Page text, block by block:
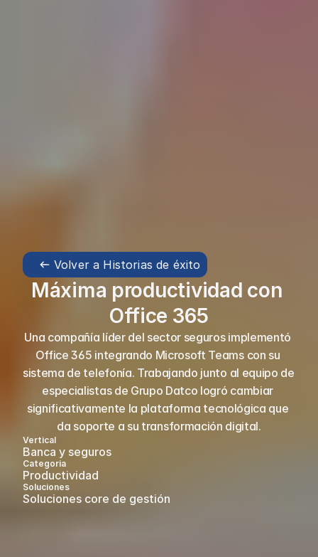
Volver a Historias de éxito
Máxima productividad con
Office 365
Una compañía líder del sector seguros implementó
Office 365 integrando Microsoft Teams con su
sistema de telefonía. Trabajando junto al equipo de
especialistas de Grupo Datco logró cambiar
significativamente la plataforma tecnológica que
da soporte a su transformación digital.
Vertical
Banca y seguros
Categoria
Productividad
Soluciones
Soluciones core de gestión